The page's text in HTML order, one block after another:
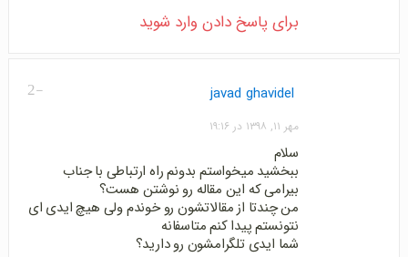
برای پاسخ دادن وارد شوید
-2 javad ghavidel
مهر ۱۱, ۱۳۹۸ در ۱۹:۱۶
سلام
ببخشید میخواستم بدونم راه ارتباطی با جناب
بیرامی که این مقاله رو نوشتن هست؟
من چندتا از مقالاتشون رو خوندم ولی هیچ ایدی ای
نتونستم پیدا کنم متاسفانه
شما ایدی تلگرامشون رو دارید؟